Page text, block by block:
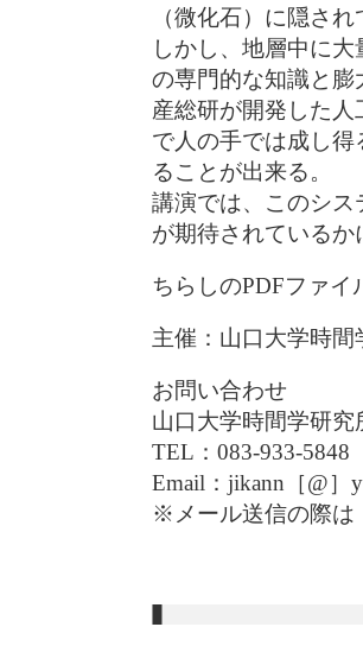
（微化石）に隠さ
しかし、地層中に
の専門的な知識と
産総研が開発した
で人の手では成し
ることが出来る。
講演では、このシ
が期待されている
ちらしのPDFファイ
主催：山口大学時
お問い合わせ
山口大学時間学研究
TEL：083-933-5848
Email：jikann［@］
※メール送信の際は